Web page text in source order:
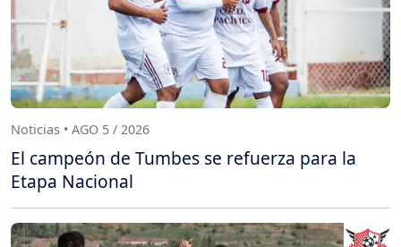
Noticias • AGO 5 / 2026
El campeón de Tumbes se refuerza para la
Etapa Nacional